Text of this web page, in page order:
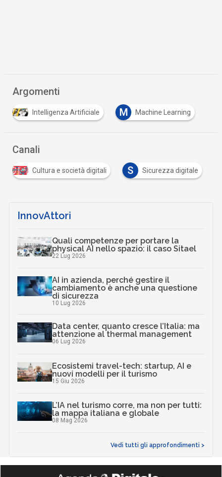
Argomenti
Intelligenza Artificiale M Machine Learning
Canali
Cultura e società digitali S Sicurezza digitale
InnovAttori
Quali competenze per portare la
physical AI nello spazio: il caso Sitael
22 Lug 2026
AI in azienda, perché gestire il
cambiamento è anche una questione
di sicurezza
10 Lug 2026
Data center, quanto cresce l’Italia: ma
attenzione al thermal management
06 Lug 2026
Ecosistemi travel-tech: startup, AI e
nuovi modelli per il turismo
15 Giu 2026
L’IA nel turismo corre, ma non per tutti:
la mappa italiana e globale
08 Mag 2026
Vedi tutti gli approfondimenti >